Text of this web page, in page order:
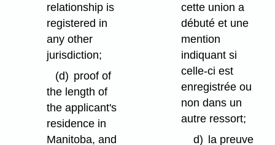
relationship is
registered in
any other
jurisdiction;
(d) proof of
the length of
the applicant's
residence in
Manitoba, and
cette union a
débuté et une
mention
indiquant si
celle-ci est
enregistrée ou
non dans un
autre ressort;
d)
la preuve